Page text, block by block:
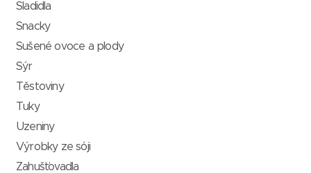
Sladidla
Snacky
Sušené ovoce a plody
Sýr
Těstoviny
Tuky
Uzeniny
Výrobky ze sóji
Zahušťovadla